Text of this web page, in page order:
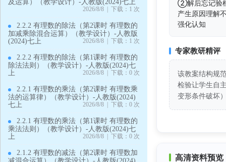
及运算）（教学设计）-人教版(2024)七上
2026/8/8 | 下载：1 次
2.2.2 有理数的除法（第2课时 有理数的
加减乘除混合运算）（教学设计）-人教版
(2024)七上
2026/8/8 | 下载：1 次
2.2.2 有理数的除法（第1课时 有理数的
除法法则）（教学设计）-人教版(2024)七
上
2026/8/8 | 下载：0 次
2.2.1 有理数的乘法（第2课时 有理数乘
法的运算律）（教学设计）-人教版(2024)
七上
2026/8/8 | 下载：0 次
2.2.1 有理数的乘法（第1课时 有理数的
乘法法则）（教学设计）-人教版(2024)七
上
2026/8/8 | 下载：0 次
2.1.2 有理数的减法（第2课时 有理数加
②解后忘记验
产生原因理解
强化认知
专家教研精评
该教案结构规
检验让学生自
变形条件破坏
高清资料预